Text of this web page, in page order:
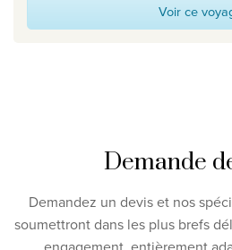
Voir ce
Demande
Demandez un devis et nos
soumettront dans les plus brefs